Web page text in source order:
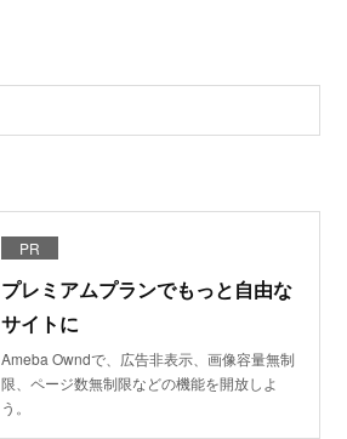
PR
プレミアムプランでもっと自由な
サイトに
Ameba Owndで、広告非表示、画像容量無制
限、ページ数無制限などの機能を開放しよ
う。